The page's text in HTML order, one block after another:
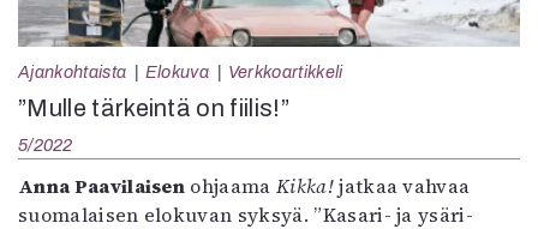
Ajankohtaista Elokuva Verkkoartikkeli
”Mulle tärkeintä on fiilis!”
5/2022
Anna Paavilaisen ohjaamaKikka!jatkaa vahvaa
suomalaisen elokuvan syksyä. ”Kasari- ja ysäri-